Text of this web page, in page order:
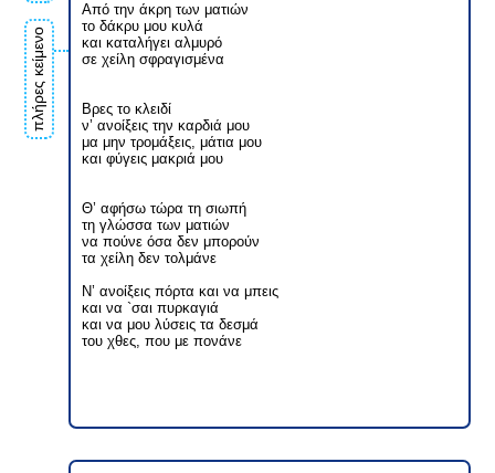
πλήρες κείμενο
Από την άκρη των ματιών
το δάκρυ μου κυλά
και καταλήγει αλμυρό
σε χείλη σφραγισμένα
Βρες το κλειδί
ν’ ανοίξεις την καρδιά μου
μα μην τρομάξεις, μάτια μου
και φύγεις μακριά μου
Θ’ αφήσω τώρα τη σιωπή
τη γλώσσα των ματιών
να πούνε όσα δεν μπορούν
τα χείλη δεν τολμάνε
Ν’ ανοίξεις πόρτα και να μπεις
και να `σαι πυρκαγιά
και να μου λύσεις τα δεσμά
του χθες, που με πονάνε